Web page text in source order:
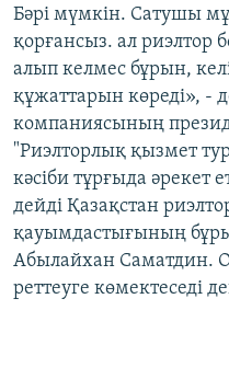
Бәрі мүмкін. Сатушы
қорғансыз. ал риэлтор
алып келмес бұрын,
құжаттарын көреді», -
компаниясының
"Риэлторлық қызмет
кәсiби тұрғыда әрекет
дейді Қазақстан
қауымдастығының
Абылайхан Саматдин.
реттеуге көмектеседі